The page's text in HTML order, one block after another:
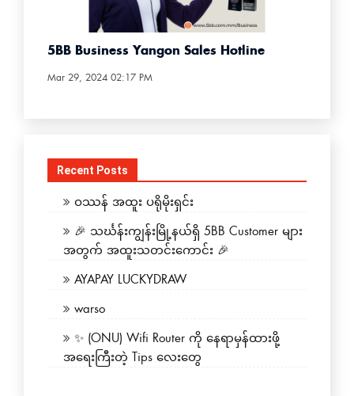
5BB Business Yangon Sales Hotline
Mar 29, 2024 02:17 PM
Recent Posts
ဝဿန် အထူး ပရိုမိုးရှင်း
🎉 သင်္ဃန်းကျွန်းမြို့နယ်ရှိ 5BB Customer များ
အတွက် အထူးသတင်းကောင်း 🎉
AYAPAY LUCKYDRAW
warso
✨ (ONU) Wifi Router ကို နေရာမှန်ထားဖို့
အရေးကြီးတဲ့ Tips လေးတွေ